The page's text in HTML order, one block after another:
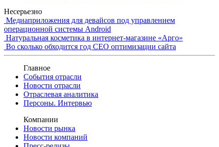
Несерьезно
Медиаприложения для девайсов под управлением
операционной системы Android
Натуральная косметика в интернет-магазине «Арго»
Во сколько обходится год СЕО оптимизации сайта
Главное
События отрасли
Новости отрасли
Отраслевая аналитика
Персоны. Интервью
Компании
Новости рынка
Новости компаний